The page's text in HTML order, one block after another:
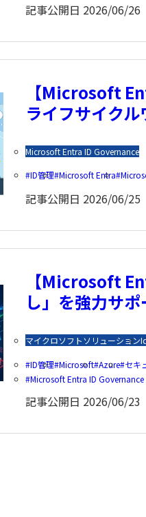
記事公開日 2026/06/26
【Microsoft
ライフサイク
Microsoft Entra ID Governance
ID管理 Microsoft Entra
記事公開日 2026/06/25
【Microsoft
し」を強力サ
マイクロソフトソリューション
ID管理 Microsoft Azure セキ
Microsoft Entra ID Governance
記事公開日 2026/06/23